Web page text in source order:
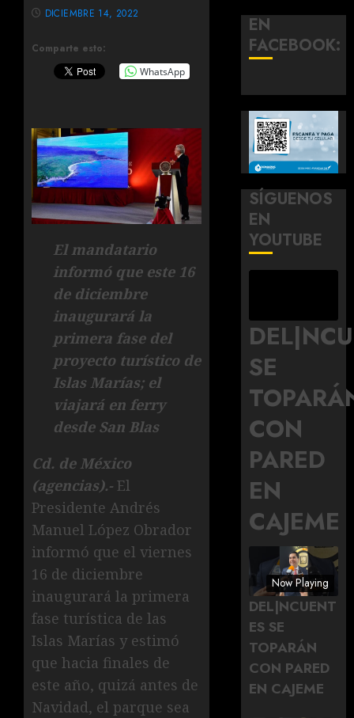
Comparte esto:
WhatsApp
DICIEMBRE 14, 2022
El mandatario
informó que este 16
de diciembre
inaugurará la
primera fase del
proyecto turístico de
Islas Marías; el
viajará en ferry
desde San Blas
Cd. de México
(agencias).- El
Presidente Andrés
Manuel López Obrador
informó que el viernes
16 de diciembre
inaugurará la primera
fase turística de las
Islas Marías y estimó
que hacia finales de
este año, quizá antes de
Navidad, el parque sea
EN
FACEBOOK:
SÍGUENOS
EN
YOUTUBE
SE
CON
PARED
EN
CAJEME
Now Playing
DEL|NCUENT
ES SE
TOPARÁN
CON PARED
EN CAJEME